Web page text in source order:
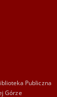
Publiczna
Górze